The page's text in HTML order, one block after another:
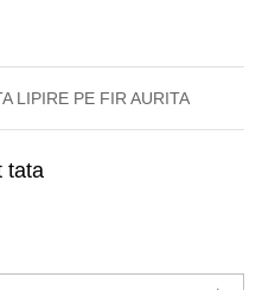
LIPIRE PE FIR AURITA
tata